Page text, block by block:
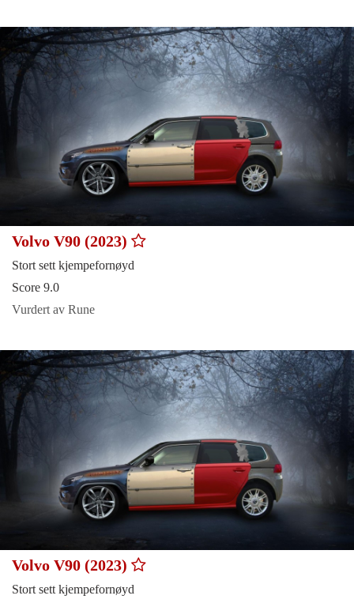
Volvo V90 (2023)
Stort sett kjempefornøyd
Score 9.0
Vurdert av Rune
Volvo V90 (2023)
Stort sett kjempefornøyd